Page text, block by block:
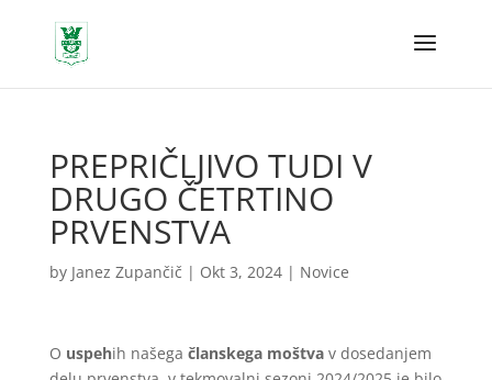
PREPRIČLJIVO TUDI V
DRUGO ČETRTINO
PRVENSTVA
by Janez Zupančič | Okt 3, 2024| Novice
O uspehih našega članskega moštvav dosedanjem